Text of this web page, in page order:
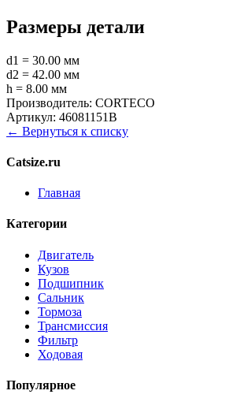
Размеры детали
d1 = 30.00 мм
d2 = 42.00 мм
h = 8.00 мм
Производитель: CORTECO
Артикул: 46081151B
← Вернуться к списку
Catsize.ru
Главная
Категории
Двигатель
Кузов
Подшипник
Сальник
Тормоза
Трансмиссия
Фильтр
Ходовая
Популярное